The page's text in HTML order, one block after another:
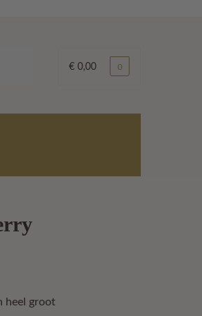
€0,00 0
heel groot